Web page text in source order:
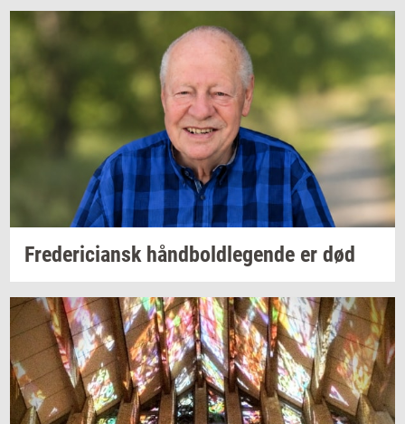
Fre­de­ri­ci­ansk hånd­bold­le­gen­de er død